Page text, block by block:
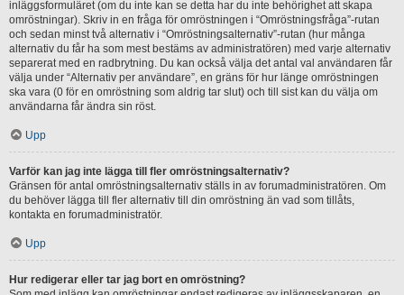
inläggsformuläret (om du inte kan se detta har du inte behörighet att skapa
omröstningar). Skriv in en fråga för omröstningen i “Omröstningsfråga”-rutan
och sedan minst två alternativ i “Omröstningsalternativ”-rutan (hur många
alternativ du får ha som mest bestäms av administratören) med varje alternativ
separerat med en radbrytning. Du kan också välja det antal val användaren får
välja under “Alternativ per användare”, en gräns för hur länge omröstningen
ska vara (0 för en omröstning som aldrig tar slut) och till sist kan du välja om
användarna får ändra sin röst.
Upp
Varför kan jag inte lägga till fler omröstningsalternativ?
Gränsen för antal omröstningsalternativ ställs in av forumadministratören. Om
du behöver lägga till fler alternativ till din omröstning än vad som tillåts,
kontakta en forumadministratör.
Upp
Hur redigerar eller tar jag bort en omröstning?